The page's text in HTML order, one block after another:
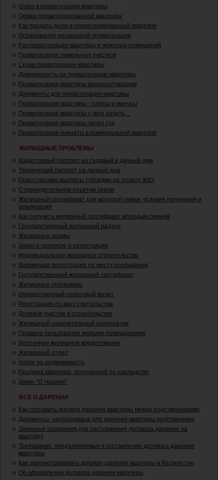
Отказ в приватизации квартиры
Обмен приватизированной квартиры
Как продать долю в приватизированной квартире
Оспаривание незаконной приватизации
Расприватизация квартиры и нежилых помещений
Приватизация земельных участков
Сроки приватизации квартиры
Доверенность на приватизацию квартиры
Приватизация квартиры военнослужащим
Документы для приватизации квартиры
Приватизация квартиры - плюсы и минусы
Приватизация квартиры с чего начать…
Приватизация квартиры через суд
Приватизация комнаты в коммунальной квартире
ЖИЛИЩНЫЕ ПРОБЛЕМЫ
Кадастровый паспорт на садовый и дачный дом
Технический паспорт на дачный дом
Приостановка выплаты субсидии на оплату ЖКУ
О принудительном изъятии земли
Жилищный сертификат для молодой семьи: условия получения и
реализация
Как получить жилищный сертификат молодым семьям
Государственный жилищный надзор
Жилищные нормы
Закон о прописке и регистрации
Индивидуальное жилищное строительство
Временная регистрация по месту пребывания
Государственный жилищный сертификат
Жилищные программы
Имущественный налоговый вычет
Регистрация по месту жительства
Долевое участие в строительстве
Жилищный накопительный кооператив
Правила пользования жилыми помещениями
Ипотечное жилищное кредитование
Жилищный отдел
Налог на недвижимость
Продажа квартиры, полученной по наследству
Закон "О тишине"
ВСЕ О ДАРЕНИИ
Как составить договор дарения квартиры между родственниками
Документы, необходимые для дарения квартиры родственнику
Законные основания для расторжения договора дарения на
квартиру
Требования, предъявляемые к составлению договора дарения
квартиры
Как зарегистрировать договор дарения квартиры в Росреестре
Об оформлении договора дарения квартиры